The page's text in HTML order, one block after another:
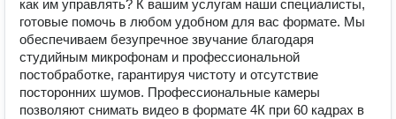
как им управлять? К вашим услугам наши специалисты,
готовые помочь в любом удобном для вас формате. Мы
обеспечиваем безупречное звучание благодаря
студийным микрофонам и профессиональной
постобработке, гарантируя чистоту и отсутствие
посторонних шумов. Профессиональные камеры
позволяют снимать видео в формате 4К при 60 кадрах в